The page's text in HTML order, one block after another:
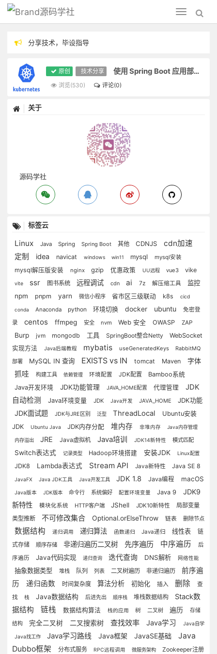
Toggle
navigation
源码学社
分享技术，毕设指导
原创 技术分享 使用 Spring Boot 应用部署到 Kubernetes 的实践指南
浏览(530) 评论(0)
关于
源码学社
标签云
Linux Java Spring Spring Boot 其他 CDNJS
cdn加速
定制
idea navicat windows win11 mysql mysql安装
mysql解压版安装 nginx gzip 优惠政策 UU远程 vue3 vike
vite ssr 图书系统 远程调试 cdn ai 7z 解压缩工具
监控
npm
pnpm yarn 微信小程序 省市区三级联动 k8s cicd
conda Anaconda python 环境切换 docker ubuntu
免密登
录
centos ffmpeg 安全 nvm Web 安全 OWASP ZAP
Burp jvm mongodb 工具 SpringBoot整合Netty
WebSocket
实现方法
Java后端教程 mybatis useGeneratedKeys
RabbitMQ
部署
MySQL IN 查询 EXISTS vs IN tomcat Maven 字体
抓哇 构建工具 依赖管理 环境配置 JDK配置
Bamboo系统
Java开发环境
JDK功能管理 JAVA_HOME配置 代理管理
JDK
自动检测
Java环境变量 JDK Java开发 JAVA_HOME JDK功能
JDK面试题 JDK与JRE区别 泛型 ThreadLocal
Ubuntu安装
JDK
Ubuntu Java JDK内存分配 堆内存 非堆内存 Java内存管理
内存溢出 JRE Java虚拟机 Java培训 JDK14新特性 模式匹配
Switch表达式 记录类型 Hadoop环境搭建 安装JDK Linux配置
JDK8 Lambda表达式 Stream API Java新特性 Java SE 8
JavaFX Java JDK工具 Java开发工具 JDK 1.8 Java编程 macOS
Java版本 JDK版本 命令行 系统偏好 配置环境变量 Java 9
JDK9
新特性
模块化系统 HTTP客户端 JShell JDK10新特性
局部变量
类型推断
不可修改集合 Optional.orElseThrow 链表 删除节点
数据结构 递归调用 递归算法 函数递归 Java递归 线性表
链
式存储
顺序存储 非递归遍历二叉树 先序遍历 中序遍历
后
序遍历
Java代码实现 递归查询 迭代查询 DNS解析 网络性能
抽象数据类型 堆栈 队列 列表 二叉树遍历 非递归遍历
前序遍
历
递归函数 时间复杂度 算法分析 初始化 插入 删除
查
找
栈 Java数据结构 后进先出 顺序栈 堆栈数据结构
Stack数
据结构
链栈 数据结构算法 栈的应用 树 二叉树 遍历
存储
结构
完全二叉树 二叉搜索树 查找效率 Java学习 Java自学
Java找工作 Java学习路线 Java框架 JavaSE基础
Java
Dubbo框架
分布式服务 RPC远程调用 微服务架构
Zookeeper注册